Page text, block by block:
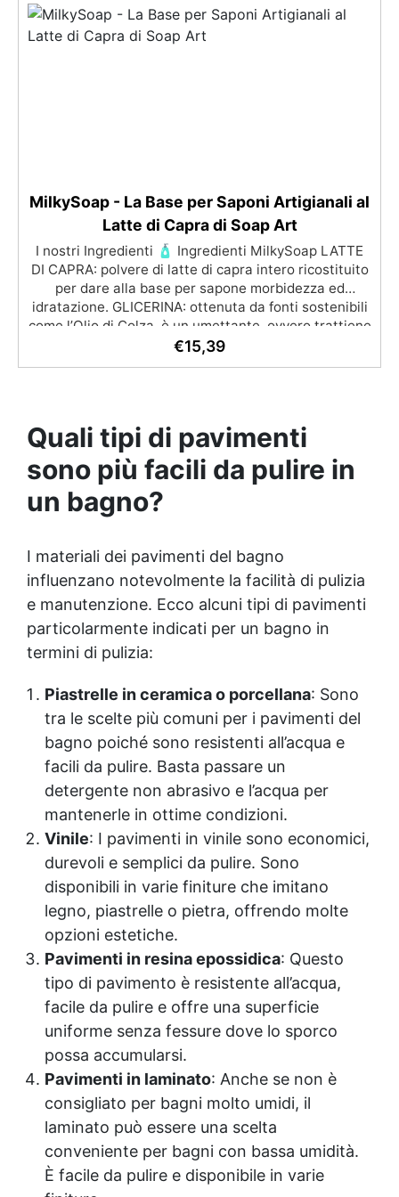
professionale: Risultati uniformi e di alta qualità,
simili a quelli dei professionisti.
MilkySoap - La Base per Saponi Artigianali al
Latte di Capra di Soap Art
I nostri Ingredienti 🧴 Ingredienti MilkySoap LATTE
DI CAPRA: polvere di latte di capra intero ricostituito
per dare alla base per sapone morbidezza ed
idratazione. GLICERINA: ottenuta da fonti sostenibili
come l’Olio di Colza, è un umettante, ovvero trattiene
l'umidità. Nel sapone, è ottimo perché aiuta a
ottimo umettante, che significa che trasporta
ingredienti a base d'acqua garantendo idratazione e
protezione alla pelle. SORBITOLO: è un dolcificante
usato sia in cucina che nella cosmetica. Le sue
proprietà umettanti e stabilizzanti sono molto
prevenendo la creazione di muffe. SODIO LAURETH
SULFATO (SLES): è un tensioattivo anionico
utilizzato in molti prodotti da risciacquo . È più
delicato e meno irritante del SODIO LAURIL
SULFATO (SLS), per questo i nostri prodotti sono
SLS free. SODIO LAURATO: è un sale sodico
dell'Acido Laurico. Quest'ultimo è abbondante nei
maggiori concentrazioni di acido laurico si
riscontrano nell'olio di cocco utilizzato nelle nostre
basi. SODIO STEARATO: è il sale sodico dell'Acido
Stearico, acido grasso di origine vegetale, il suo
utilizzo conferisce viscosità al prodotto senza
appesantirlo e ne migliora la scorrevolezza e la
stendibilità sulla pelle SODIO DI COCCO SULFATO:
costituito dagli acidi grassi dell'olio di cocco.
GLUCOSIDE DI COCCO: è tra i tensioattivi più
apprezzati nell'ambito della cosmesi fai-da-te. Si
distingue per la sua straordinaria delicatezza e una
compatibilità dermatologica elevata. La sua natura
delicata lo rende ideale anche per le pelli più
sensibili, inclusa quella dei neonati. COCO-AMIDO-
PROPILBETAINA: un acido grasso sintetico derivato
dal cocco,che grazie alle sue capacità antisettiche è
largamente usato in shampoo e saponi (anche
intimi). ACIDO ETIDRONICO: utilizzato come
stabilizzatore di emulsione e controllo della viscosità
ha il pregio di neutralizzare i metalli dispersi
nell’acqua che si usa per lavarci, rende il spaone
metalli). OSSIDO DI TITANIO: è un minerale naturale
usato in cosmetica. Si presenta come una polvere
bianca, molto presente in natura (in forme cristalline)
Possiede un elevato indice di rifrazione ed è in grado
di assorbire, riflettere e disperdere la luce solare, per
€15,39
Quali tipi di pavimenti
sono più facili da pulire in
un bagno?
I materiali dei pavimenti del bagno
influenzano notevolmente la facilità di pulizia
e manutenzione. Ecco alcuni tipi di pavimenti
particolarmente indicati per un bagno in
termini di pulizia:
Piastrelle in ceramica o porcellana: Sono
tra le scelte più comuni per i pavimenti del
bagno poiché sono resistenti all’acqua e
facili da pulire. Basta passare un
detergente non abrasivo e l’acqua per
mantenerle in ottime condizioni.
Vinile: I pavimenti in vinile sono economici,
durevoli e semplici da pulire. Sono
disponibili in varie finiture che imitano
legno, piastrelle o pietra, offrendo molte
opzioni estetiche.
Pavimenti in resina epossidica: Questo
tipo di pavimento è resistente all’acqua,
facile da pulire e offre una superficie
uniforme senza fessure dove lo sporco
possa accumularsi.
Pavimenti in laminato: Anche se non è
consigliato per bagni molto umidi, il
laminato può essere una scelta
conveniente per bagni con bassa umidità.
È facile da pulire e disponibile in varie